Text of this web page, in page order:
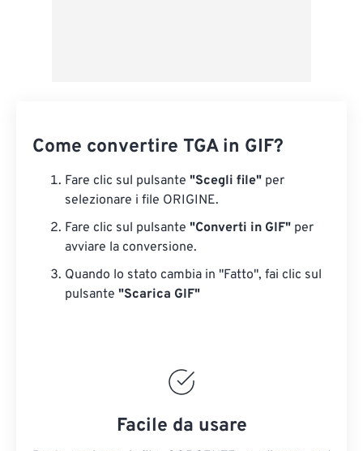
Come convertire TGA in GIF?
Fare clic sul pulsante "Scegli file" per
selezionare i file ORIGINE.
Fare clic sul pulsante "Converti in GIF" per
avviare la conversione.
Quando lo stato cambia in "Fatto", fai clic sul
pulsante "Scarica GIF"
Facile da usare